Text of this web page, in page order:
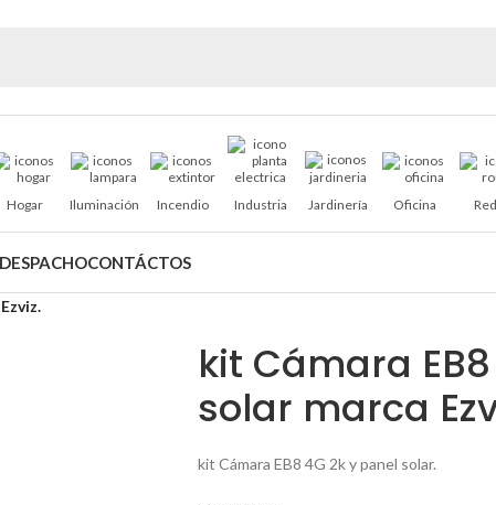
Hogar Iluminación Incendio Industria Jardinería Oficina
CONTÁCTOS
kit Cámara
solar marca
kit Cámara EB8 4G 2k y panel solar.